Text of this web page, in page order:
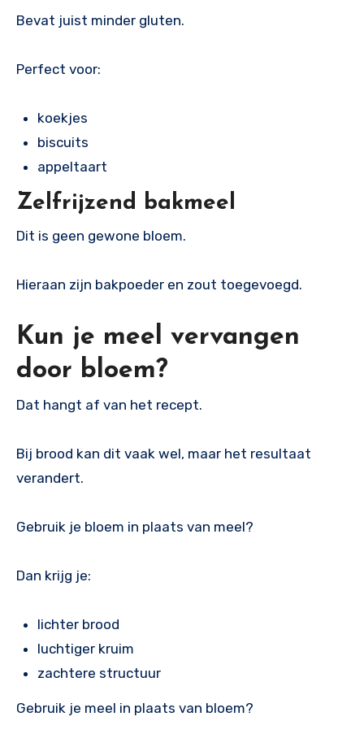
Bevat juist minder gluten.
Perfect voor:
koekjes
biscuits
appeltaart
Zelfrijzend bakmeel
Dit is geen gewone bloem.
Hieraan zijn bakpoeder en zout toegevoegd.
Kun je meel vervangen
door bloem?
Dat hangt af van het recept.
Bij brood kan dit vaak wel, maar het resultaat
verandert.
Gebruik je bloem in plaats van meel?
Dan krijg je:
lichter brood
luchtiger kruim
zachtere structuur
Gebruik je meel in plaats van bloem?